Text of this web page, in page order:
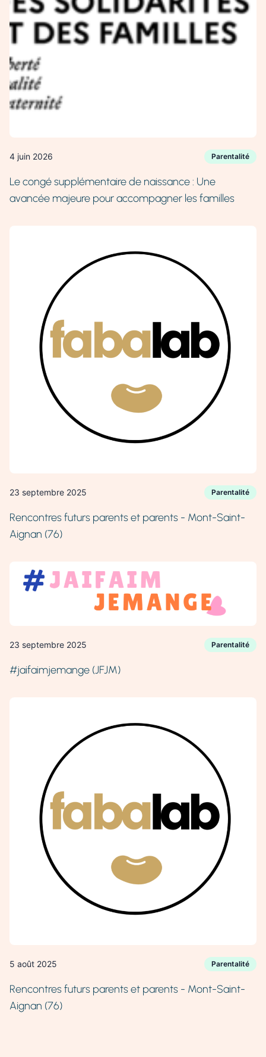
4 juin 2026 Parentalité
Le congé supplémentaire de naissance : Une
avancée majeure pour accompagner les familles
23 septembre 2025 Parentalité
Rencontres futurs parents et parents - Mont-Saint-
Aignan (76)
23 septembre 2025 Parentalité
#jaifaimjemange (JFJM)
5 août 2025 Parentalité
Rencontres futurs parents et parents - Mont-Saint-
Aignan (76)